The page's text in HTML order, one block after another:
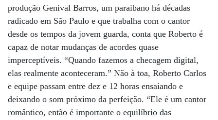
produção Genival Barros, um paraibano há décadas
radicado em São Paulo e que trabalha com o cantor
desde os tempos da jovem guarda, conta que Roberto é
capaz de notar mudanças de acordes quase
imperceptíveis. “Quando fazemos a checagem digital,
elas realmente aconteceram.” Não à toa, Roberto Carlos
e equipe passam entre dez e 12 horas ensaiando e
deixando o som próximo da perfeição. “Ele é um cantor
romântico, então é importante o equilíbrio das